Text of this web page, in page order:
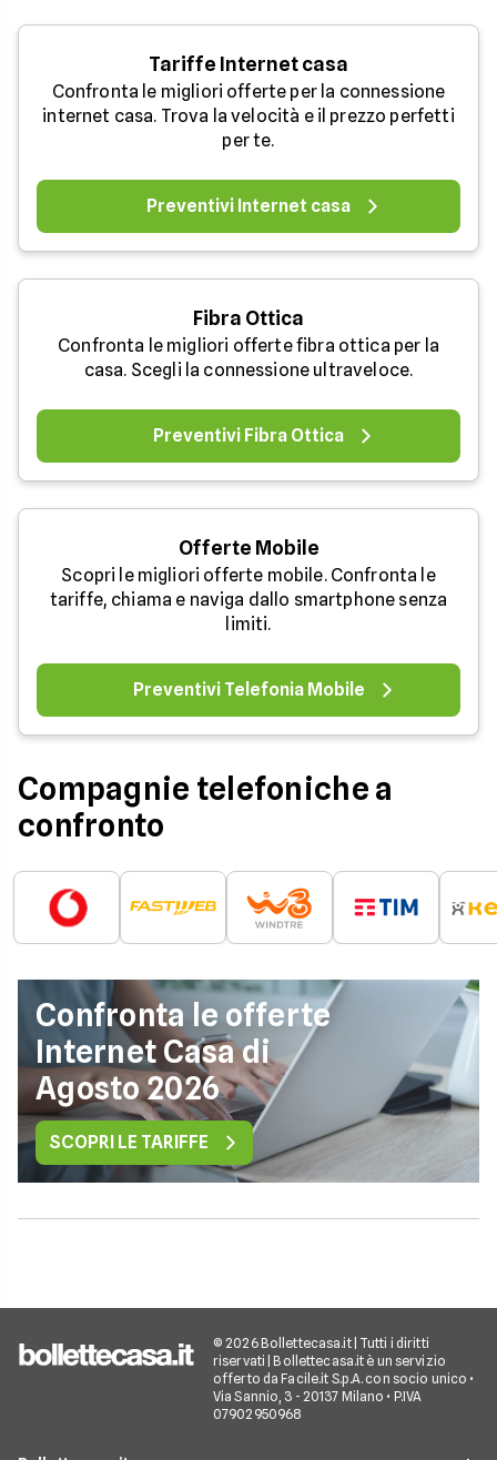
Tariffe Internet casa
Confronta le migliori offerte per la connessione
internet casa. Trova la velocità e il prezzo perfetti
per te.
Preventivi Internet casa
Fibra Ottica
Confronta le migliori offerte fibra ottica per la
casa. Scegli la connessione ultraveloce.
Preventivi Fibra Ottica
Offerte Mobile
Scopri le migliori offerte mobile. Confronta le
tariffe, chiama e naviga dallo smartphone senza
limiti.
Preventivi Telefonia Mobile
Compagnie telefoniche a
confronto
Confronta le offerte
Internet Casa di
Agosto 2026
SCOPRI LE TARIFFE
© 2026 Bollettecasa.it | Tutti i diritti
riservati | Bollettecasa.it è un servizio
offerto da Facile.it S.p.A. con socio unico •
Via Sannio, 3 - 20137 Milano • P.IVA
07902950968